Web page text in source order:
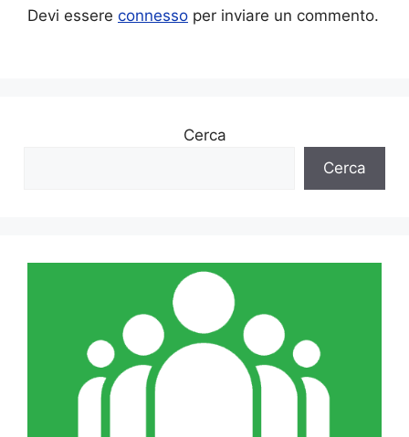
Devi essere connesso per inviare un commento.
Cerca
Cerca